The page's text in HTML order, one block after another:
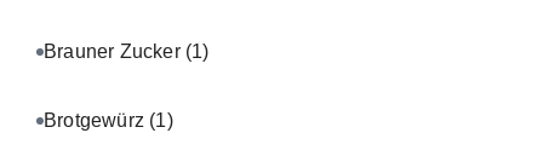
Brauner Zucker (1)
Brotgewürz (1)